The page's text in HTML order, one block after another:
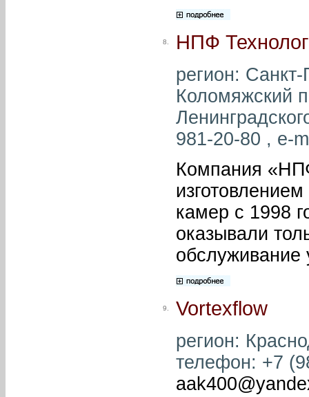
8. НПФ
регион: Санкт-
Коломяжский
981-20-80 , e-
Компания
камер с 1998
оказывали
обслуживание
9. Vortexflow
регион:
телефон: +7